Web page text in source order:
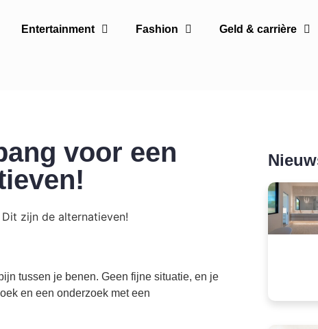
Entertainment Fashion Geld & carrière
voor een
tussen je benen. Geen fijne situatie, en je
en een onderzoek met een